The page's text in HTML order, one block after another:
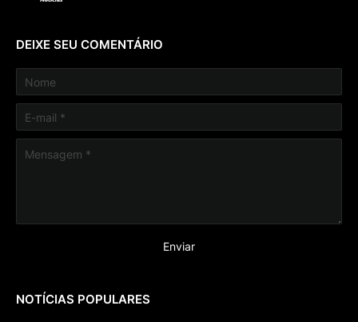
DEIXE SEU COMENTÁRIO
NOTÍCIAS POPULARES